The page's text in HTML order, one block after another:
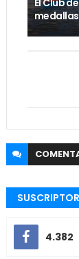
El Club
4.382